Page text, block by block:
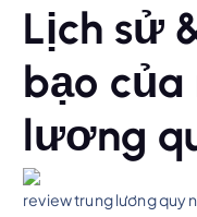
Lịch sử
bạo
lương
review trung lương quy